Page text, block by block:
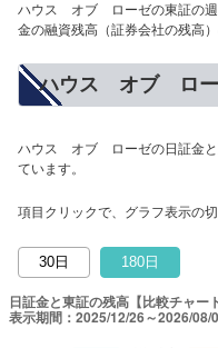
ハウス オブ ローゼの東証の週
金の融資残高（証券会社の残高）
ハウス オブ ロー
ハウス オブ ローゼの日証金と
ています。
項目クリックで、グラフ表示の
30日 180日